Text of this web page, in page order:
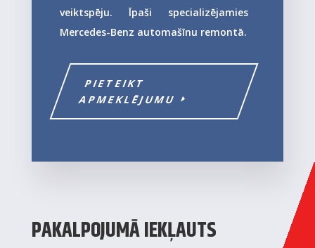
veiktspēju. Īpaši specializējamies
Mercedes-Benz automašīnu remontā.
PIETEIKT
APMEKLĒJUMU
PAKALPOJUMĀ IEKĻAUTS